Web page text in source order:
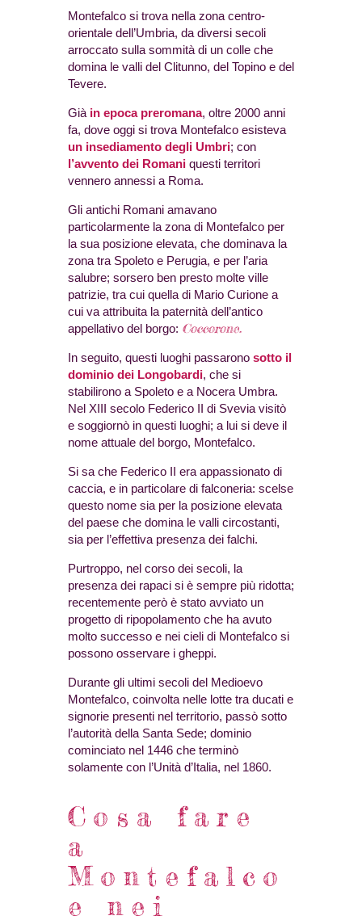
Montefalco si trova nella zona centro-
orientale dell’Umbria, da diversi secoli
arroccato sulla sommità di un colle che
domina le valli del Clitunno, del Topino e del
Tevere.
Già in epoca preromana, oltre 2000 anni
fa, dove oggi si trova Montefalco esisteva
un insediamento degli Umbri; con
l’avvento dei Romani questi territori
vennero annessi a Roma.
Gli antichi Romani amavano
particolarmente la zona di Montefalco per
la sua posizione elevata, che dominava la
zona tra Spoleto e Perugia, e per l’aria
salubre; sorsero ben presto molte ville
patrizie, tra cui quella di Mario Curione a
cui va attribuita la paternità dell’antico
appellativo del borgo: Coccorone.
In seguito, questi luoghi passarono sotto il
dominio dei Longobardi, che si
stabilirono a Spoleto e a Nocera Umbra.
Nel XIII secolo Federico II di Svevia visitò
e soggiornò in questi luoghi; a lui si deve il
nome attuale del borgo, Montefalco.
Si sa che Federico II era appassionato di
caccia, e in particolare di falconeria: scelse
questo nome sia per la posizione elevata
del paese che domina le valli circostanti,
sia per l’effettiva presenza dei falchi.
Purtroppo, nel corso dei secoli, la
presenza dei rapaci si è sempre più ridotta;
recentemente però è stato avviato un
progetto di ripopolamento che ha avuto
molto successo e nei cieli di Montefalco si
possono osservare i gheppi.
Durante gli ultimi secoli del Medioevo
Montefalco, coinvolta nelle lotte tra ducati e
signorie presenti nel territorio, passò sotto
l’autorità della Santa Sede; dominio
cominciato nel 1446 che terminò
solamente con l’Unità d’Italia, nel 1860.
Cosa fare
a
Montefalco
e nei